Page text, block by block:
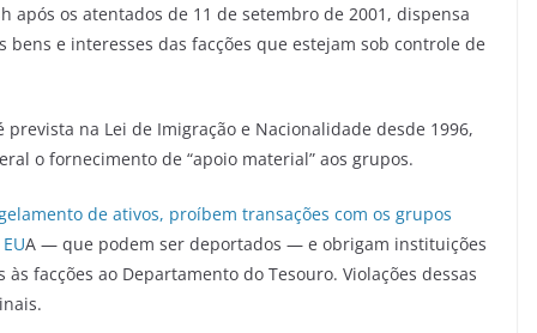
após os atentados de 11 de setembro de 2001, dispensa
e interesses das facções que estejam sob controle de
prevista na Lei de Imigração e Nacionalidade desde 1996,
o fornecimento de “apoio material” aos grupos.
de ativos, proíbem transações com os grupos
A — que podem ser deportados — e obrigam instituições
facções ao Departamento do Tesouro. Violações dessas